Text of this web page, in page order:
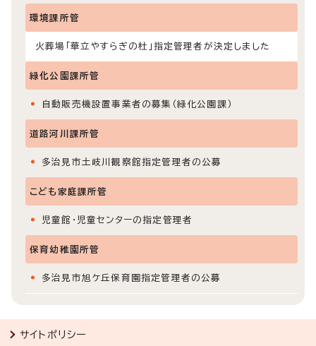
環境課所管
火葬場「華立やすらぎの杜」指定管理者が決定しました
緑化公園課所管
自動販売機設置事業者の募集（緑化公園課）
道路河川課所管
多治見市土岐川観察館指定管理者の公募
こども家庭課所管
児童館・児童センターの指定管理者
保育幼稚園所管
多治見市旭ケ丘保育園指定管理者の公募
サイトポリシー